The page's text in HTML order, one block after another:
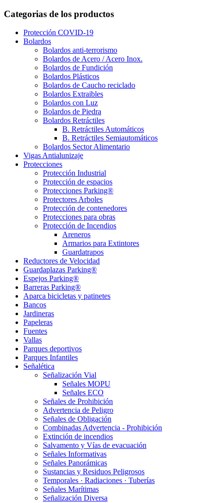
Categorias de los productos
Protección COVID-19
Bolardos
Bolardos anti-terrorismo
Bolardos de Acero / Acero Inox.
Bolardos de Fundición
Bolardos Plásticos
Bolardos de Caucho reciclado
Bolardos Extraibles
Bolardos con Luz
Bolardos de Piedra
Bolardos Retráctiles
B. Retráctiles Automáticos
B. Retráctiles Semiautomáticos
Bolardos Sector Alimentario
Vigas Antialunizaje
Protecciones
Protección Industrial
Protección de espacios
Protecciones Parking®
Protectores Arboles
Protección de contenedores
Protecciones para obras
Protección de Incendios
Areneros
Armarios para Extintores
Guardatrapos
Reductores de Velocidad
Guardaplazas Parking®
Espejos Parking®
Barreras Parking®
Aparca bicicletas y patinetes
Bancos
Jardineras
Papeleras
Fuentes
Vallas
Parques deportivos
Parques Infantiles
Señalética
Señalización Vial
Señales MOPU
Señales ECO
Señales de Prohibición
Advertencia de Peligro
Señales de Obligación
Combinadas Advertencia - Prohibición
Extinción de incendios
Salvamento y Vías de evacuación
Señales Informativas
Señales Panorámicas
Sustancias y Residuos Peligrosos
Temporales · Radiaciones · Tuberías
Señales Marítimas
Señalización Diversa